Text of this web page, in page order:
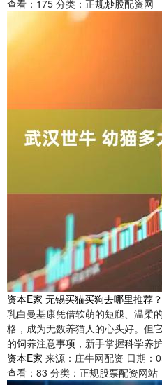
查看： 175 分类： 正规炒股配资网
资本E家 无锡买猫买狗去哪里推荐
乳白曼基康凭借软萌的短腿、温柔
格，成为无数养猫人的心头好。但
的饲养注意事项，新手掌握科学养
资本E家 来源：庄牛网配资 日期：
查看： 83 分类： 正规股票配资网站